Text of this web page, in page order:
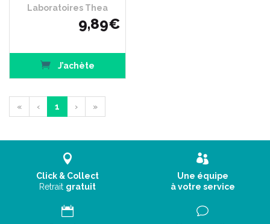
Laboratoires Thea
9,89€
J’achète
« ‹ 1 › »
Click & Collect
Retrait gratuit
Une équipe
à votre service